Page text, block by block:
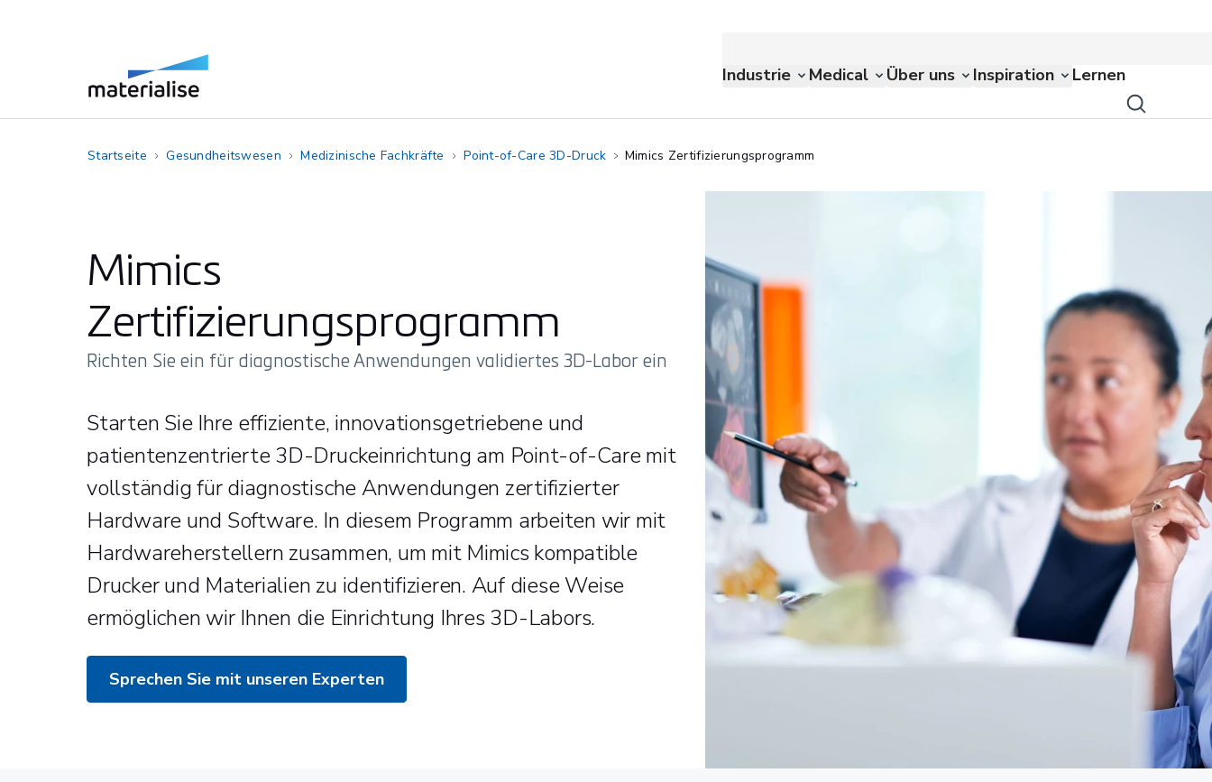
Industrie Medical Über uns Inspiration Lernen
Startseite Gesundheitswesen Medizinische Fachkräfte Point-of-Care 3D-Druck Mimics Zertifizierungsprogramm
Mimics
Zertifizierungsprogramm
Richten Sie ein für diagnostische Anwendungen validiertes 3D-Labor ein
Starten Sie Ihre effiziente, innovationsgetriebene und
patientenzentrierte 3D-Druckeinrichtung am Point-of-Care mit
vollständig für diagnostische Anwendungen zertifizierter
Hardware und Software. In diesem Programm arbeiten wir mit
Hardwareherstellern zusammen, um mit Mimics kompatible
Drucker und Materialien zu identifizieren. Auf diese Weise
ermöglichen wir Ihnen die Einrichtung Ihres 3D-Labors.
Sprechen Sie mit unseren Experten